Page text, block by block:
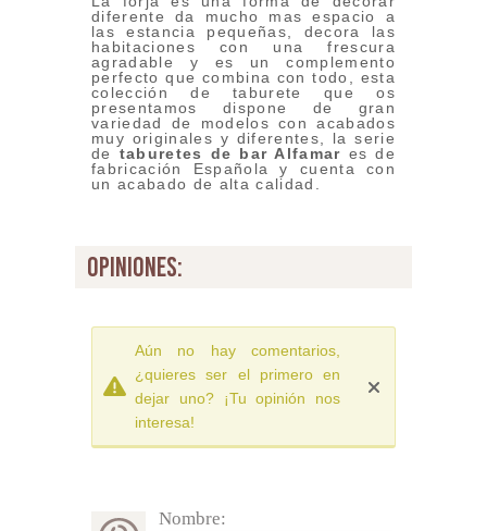
diferente da mucho mas espacio a
las estancia pequeñas, decora las
habitaciones con una frescura
agradable y es un complemento
perfecto que combina con todo, esta
colección de taburete que os
presentamos dispone de gran
variedad de modelos con acabados
muy originales y diferentes, la serie
de taburetes de bar Alfamar es de
fabricación Española y cuenta con
un acabado de alta calidad.
opiniones:
Aún no hay comentarios,
¿quieres ser el primero en
dejar uno? ¡Tu opinión nos
interesa!
Nombre: